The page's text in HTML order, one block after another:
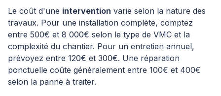
Le coût d'une intervention varie selon la nature des
travaux. Pour une installation complète, comptez
entre 500€ et 8 000€ selon le type de VMC et la
complexité du chantier. Pour un entretien annuel,
prévoyez entre 120€ et 300€. Une réparation
ponctuelle coûte généralement entre 100€ et 400€
selon la panne à traiter.